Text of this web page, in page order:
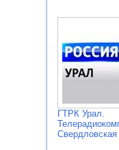
ГТРК Урал.
Свердловская